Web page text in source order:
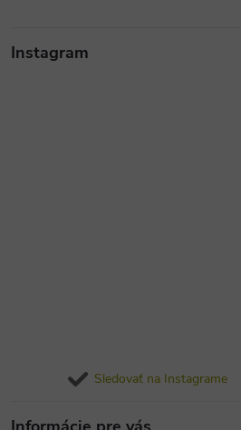
Instagram
Sledovať na Instagrame